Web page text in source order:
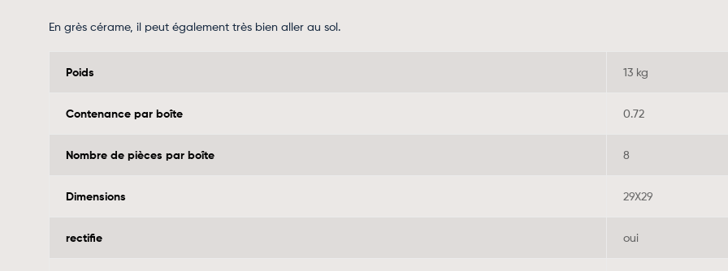
En grès cérame, il peut également très bien aller au sol.
Poids 13 kg
Contenance par boîte 0.72
Nombre de pièces par boîte 8
Dimensions 29X29
rectifie oui